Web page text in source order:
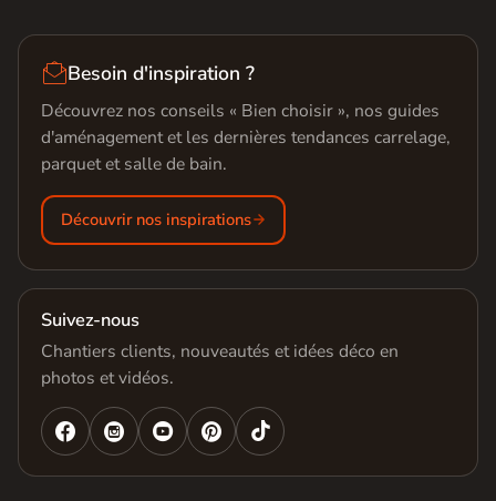
Besoin d'inspiration ?
Découvrez nos conseils « Bien choisir », nos guides
d'aménagement et les dernières tendances carrelage,
parquet et salle de bain.
Découvrir nos inspirations
Suivez-nous
Chantiers clients, nouveautés et idées déco en
photos et vidéos.
   